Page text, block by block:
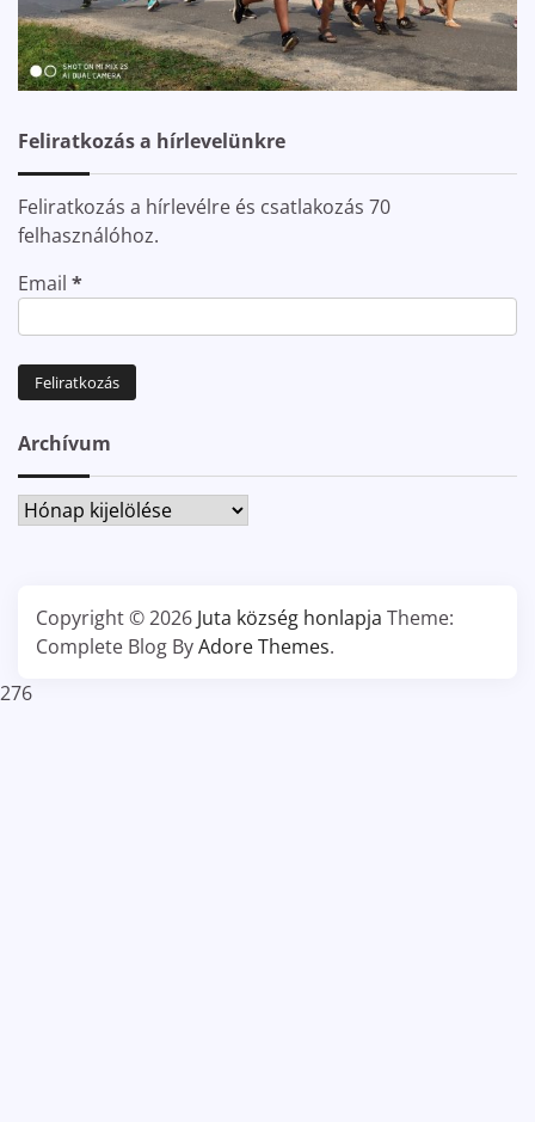
Feliratkozás a hírlevelünkre
Feliratkozás a hírlevélre és csatlakozás 70
felhasználóhoz.
Email *
Archívum
Archívum
Copyright © 2026 Juta község honlapja Theme:
Complete Blog ByAdore Themes.
276